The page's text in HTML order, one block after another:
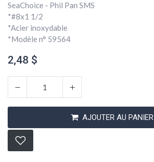
SeaChoice - Phil Pan SMS
*#8x1 1/2
*Acier inoxydable
*Modèle n° 59564
2,48 $
AJOUTER AU PANIER